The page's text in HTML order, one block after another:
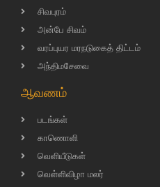
சிவபுரம்
அன்பே சிவம்
வரப்புயர மரநடுகைத் திட்டம்
அந்திமசேவை
ஆவணம்
படங்கள்
காணொளி
வெளியீடுகள்
வெள்ளிவிழா மலர்